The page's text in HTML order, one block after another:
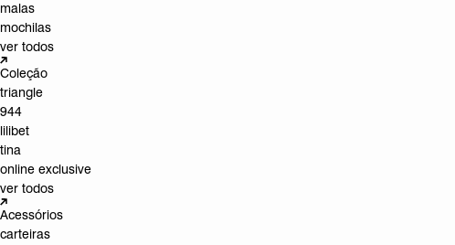
malas
mochilas
ver todos
Coleção
triangle
944
lilibet
tina
online exclusive
ver todos
Acessórios
carteiras